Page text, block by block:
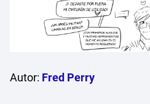
Autor: Fred Perry